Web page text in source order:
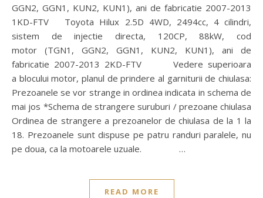
GGN2, GGN1, KUN2, KUN1), ani de fabricatie 2007-2013
1KD-FTV Toyota Hilux 2.5D 4WD, 2494cc, 4 cilindri,
sistem de injectie directa, 120CP, 88kW, cod
motor (TGN1, GGN2, GGN1, KUN2, KUN1), ani de
fabricatie 2007-2013 2KD-FTV Vedere superioara
a blocului motor, planul de prindere al garniturii de chiulasa:
Prezoanele se vor strange in ordinea indicata in schema de
mai jos *Schema de strangere suruburi / prezoane chiulasa
Ordinea de strangere a prezoanelor de chiulasa de la 1 la
18. Prezoanele sunt dispuse pe patru randuri paralele, nu
pe doua, ca la motoarele uzuale. …
READ MORE